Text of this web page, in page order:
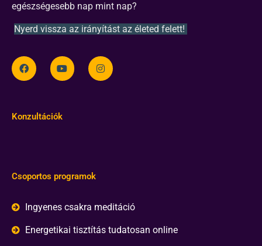
egészségesebb nap mint nap?
Nyerd vissza az irányítást az életed felett!
Konzultációk
Csoportos programok
Ingyenes csakra meditáció
Energetikai tisztítás tudatosan online